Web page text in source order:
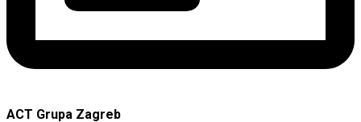
ACT Grupa Zagreb